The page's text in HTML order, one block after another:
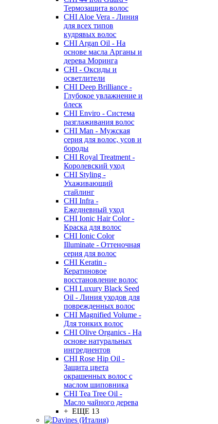
Термозащита волос
CHI Aloe Vera - Линия
для всех типов
кудрявых волос
CHI Argan Oil - На
основе масла Арганы и
дерева Моринга
CHI - Оксиды и
осветлители
CHI Deep Brilliance -
Глубокое увлажнение и
блеск
CHI Enviro - Система
разглаживания волос
CHI Man - Мужская
серия для волос, усов и
бороды
CHI Royal Treatment -
Королевский уход
CHI Styling -
Ухаживающий
стайлинг
CHI Infra -
Ежедневный уход
CHI Ionic Hair Color -
Краска для волос
CHI Ionic Color
Illuminate - Оттеночная
серия для волос
CHI Keratin -
Кератиновое
восстановление волос
CHI Luxury Black Seed
Oil - Линия уходов для
поврежденных волос
CHI Magnified Volume -
Для тонких волос
CHI Olive Organics - На
основе натуральных
ингредиентов
CHI Rose Hip Oil -
Защита цвета
окрашенных волос с
маслом шиповника
CHI Tea Tree Oil -
Масло чайного дерева
+ ЕЩЕ 13